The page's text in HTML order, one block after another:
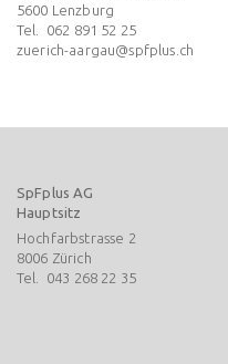
5600 Lenzburg
Tel.
062 891 52 25
zuerich-aargau@spfplus.ch
SpFplus AG
Hauptsitz
Hochfarbstrasse 2
8006 Zürich
Tel.
043 268 22 35